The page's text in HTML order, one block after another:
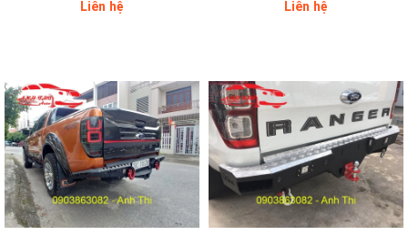
Liên hệ
Liên hệ